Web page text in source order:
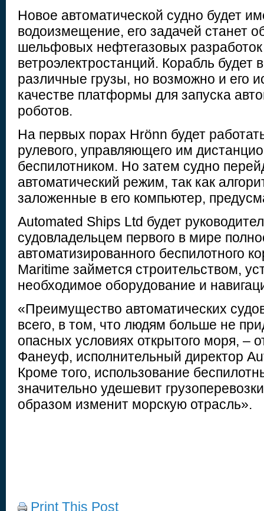
Новое автоматической судно будет
водоизмещение, его задачей станет
шельфовых нефтегазовых
ветроэлектростанций. Корабль будет
различные грузы, но возможно и его
качестве платформы для запуска
роботов.
На первых порах Hrönn будет
рулевого, управляющего им
беспилотником. Но затем судно
автоматический режим, так как
заложенные в его компьютер,
Automated Ships Ltd будет
судовладельцем первого в мире
автоматизированного беспилотного
Maritime займется строительством,
необходимое оборудование и
«Преимущество автоматических
всего, в том, что людям больше не
опасных условиях открытого моря, –
Фанеуф, исполнительный директор
Кроме того, использование
значительно удешевит
образом изменит морскую отрасль».
Print This Post